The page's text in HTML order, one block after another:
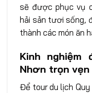
sẽ được phục vụ
hải sản tươi sống,
thành các món ăn
Kinh nghiệm
Nhơn trọn
Để tour du lịch